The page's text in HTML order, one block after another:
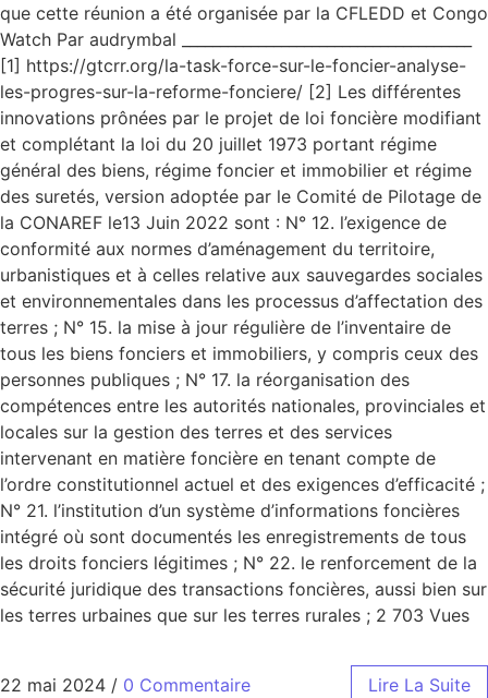
que cette réunion a été organisée par la CFLEDD et Congo
Watch Par audrymbal ______________________________________
[1] https://gtcrr.org/la-task-force-sur-le-foncier-analyse-
les-progres-sur-la-reforme-fonciere/ [2] Les différentes
innovations prônées par le projet de loi foncière modifiant
et complétant la loi du 20 juillet 1973 portant régime
général des biens, régime foncier et immobilier et régime
des suretés, version adoptée par le Comité de Pilotage de
la CONAREF le13 Juin 2022 sont : N° 12. l’exigence de
conformité aux normes d’aménagement du territoire,
urbanistiques et à celles relative aux sauvegardes sociales
et environnementales dans les processus d’affectation des
terres ; N° 15. la mise à jour régulière de l’inventaire de
tous les biens fonciers et immobiliers, y compris ceux des
personnes publiques ; N° 17. la réorganisation des
compétences entre les autorités nationales, provinciales et
locales sur la gestion des terres et des services
intervenant en matière foncière en tenant compte de
l’ordre constitutionnel actuel et des exigences d’efficacité ;
N° 21. l’institution d’un système d’informations foncières
intégré où sont documentés les enregistrements de tous
les droits fonciers légitimes ; N° 22. le renforcement de la
sécurité juridique des transactions foncières, aussi bien sur
les terres urbaines que sur les terres rurales ; 2 703 Vues
22 mai 2024 / 0 Commentaire Lire La Suite